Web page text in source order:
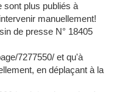
sont plus publiés à
manuellement!
de presse N° 18405
7277550/ et qu'à
en déplaçant à la